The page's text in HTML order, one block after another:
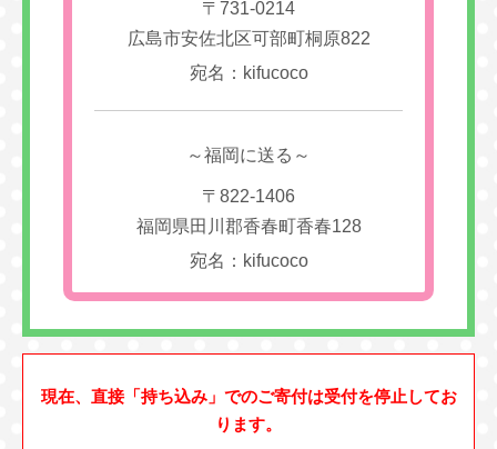
〒731-0214
広島市安佐北区可部町桐原822
宛名：kifucoco
～福岡に送る～
〒822-1406
福岡県田川郡香春町香春128
宛名：kifucoco
現在、直接「持ち込み」でのご寄付は受付を停止してお
ります。